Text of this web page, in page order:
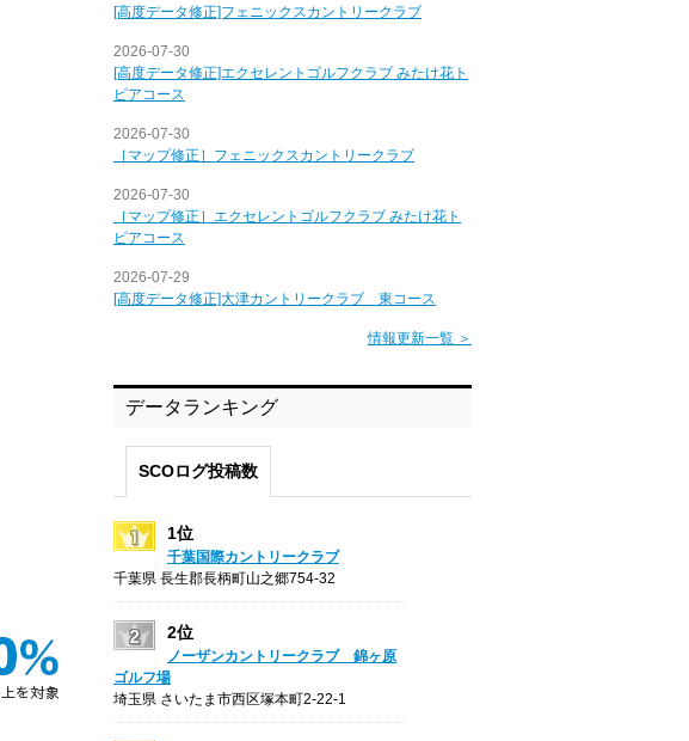
[高度データ修正]フェニックスカントリークラブ
2026-07-30
[高度データ修正]エクセレントゴルフクラブ みたけ花ト
ピアコース
2026-07-30
［マップ修正］フェニックスカントリークラブ
2026-07-30
［マップ修正］エクセレントゴルフクラブ みたけ花ト
ピアコース
2026-07-29
[高度データ修正]大津カントリークラブ 東コース
情報更新一覧 ＞
データランキング
SCOログ投稿数
1位
千葉国際カントリークラブ
千葉県 長生郡長柄町山之郷754-32
2位
ノーザンカントリークラブ 錦ヶ原
ゴルフ場
埼玉県 さいたま市西区塚本町2-22-1